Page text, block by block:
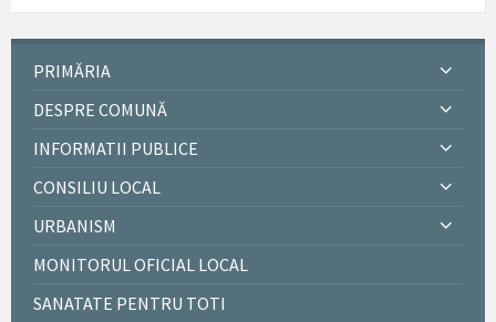
PRIMĂRIA
DESPRE COMUNĂ
INFORMATII PUBLICE
CONSILIU LOCAL
URBANISM
MONITORUL OFICIAL LOCAL
SANATATE PENTRU TOTI